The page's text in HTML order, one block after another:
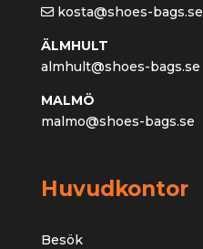
kosta@shoes-bags.se
ÄLMHULT
almhult@shoes-bags.se
MALMÖ
malmo@shoes-bags.se
Huvudkontor
Besök